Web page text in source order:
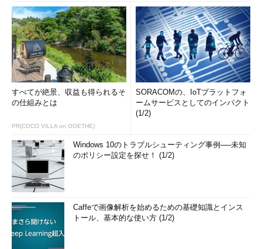
すべてが絶景、収益も得られるそ
の仕組みとは
PR(COCO VILLA on GOETHE)
SORACOMの、IoTプラットフォ
ームサービスとしてのインパクト
(1/2)
Windows 10のトラブルシューティング事例──未知
のポリシー設定を探せ！ (1/2)
Caffeで画像解析を始めるための基礎知識とインス
トール、基本的な使い方 (1/2)